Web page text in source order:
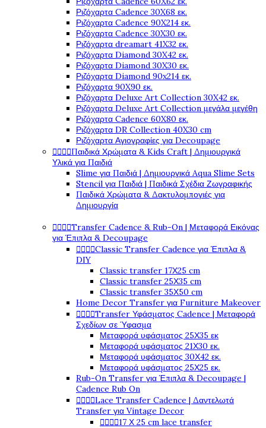
Ριζόχαρτα Cadence 30X68 εκ.
Ριζόχαρτα Cadence 90X214 εκ.
Ριζόχαρτα Cadence 30X30 εκ.
Ριζόχαρτα dreamart 41X32 εκ.
Ριζόχαρτα Diamond 30X42 εκ.
Ριζόχαρτα Diamond 30X30 εκ.
Ριζόχαρτα Diamond 90x214 εκ.
Ριζόχαρτα 90X90 εκ.
Ριζόχαρτα Deluxe Art Collection 30X42 εκ.
Ριζόχαρτα Deluxe Art Collection μεγάλα μεγέθη
Ριζόχαρτα Cadence 60X80 εκ.
Ριζόχαρτα DR Collection 40X30 cm
Ριζόχαρτα Αγιογραφίες για Decoupage
Παιδικά Χρώματα & Kids Craft | Δημιουργικά
Υλικά για Παιδιά
Slime για Παιδιά | Δημιουργικά Aqua Slime Sets
Stencil για Παιδιά | Παιδικά Σχέδια Ζωγραφικής
Παιδικά Χρώματα & Δακτυλομπογιές για
Δημιουργία
Transfer Cadence & Rub-On | Μεταφορά Εικόνας
για Έπιπλα & Decoupage
Classic Transfer Cadence για Έπιπλα &
DIY
Classic transfer 17Χ25 cm
Classic transfer 25Χ35 cm
Classic transfer 35Χ50 cm
Home Decor Transfer για Furniture Makeover
Transfer Υφάσματος Cadence | Μεταφορά
Σχεδίων σε Ύφασμα
Μεταφορά υφάσματος 25Χ35 εκ
Μεταφορά υφάσματος 21Χ30 εκ.
Μεταφορά υφάσματος 30Χ42 εκ.
Μεταφορά υφάσματος 25Χ25 εκ.
Rub-On Transfer για Έπιπλα & Decoupage |
Cadence Rub On
Lace Transfer Cadence | Δαντελωτά
Transfer για Vintage Decor
17 Χ 25 cm lace transfer